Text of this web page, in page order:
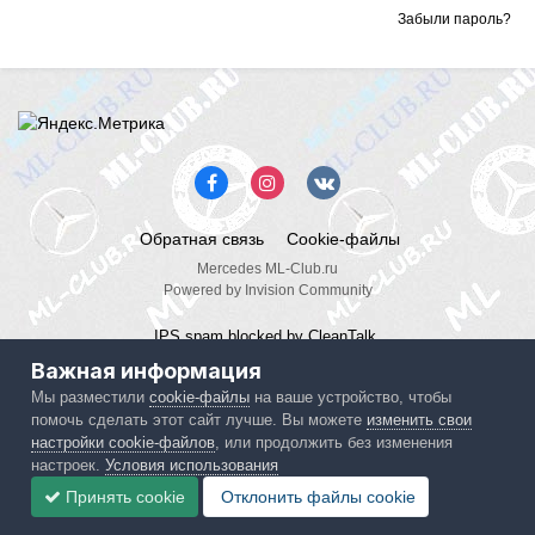
Забыли пароль?
Обратная связь Cookie-файлы
Mercedes ML-Club.ru
Powered by Invision Community
Важная информация
Мы разместилиcookie-файлы на ваше устройство, чтобы
помочь сделать этот сайт лучше. Вы можете изменить свои
настройки cookie-файлов , или продолжить без изменения
настроек.Условия использования
Принять cookie Отклонить файлы сookie
IPS spamblocked by CleanTalk.